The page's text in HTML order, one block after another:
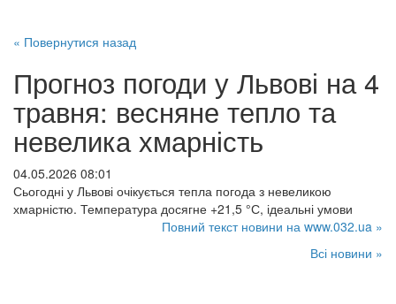
« Повернутися назад
Прогноз погоди у Львові на 4
травня: весняне тепло та
невелика хмарність
04.05.2026 08:01
Сьогодні у Львові очікується тепла погода з невеликою
хмарністю. Температура досягне +21,5 °С, ідеальні умови
Повний текст новини на www.032.ua »
Всі новини »